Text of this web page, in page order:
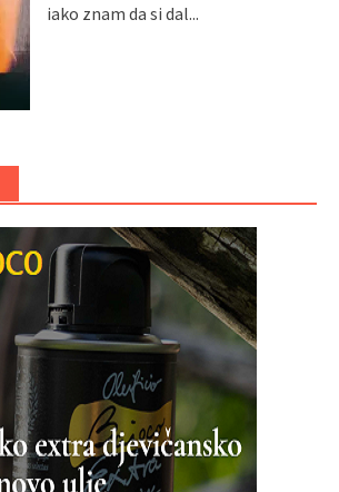
iako znam da si dal...